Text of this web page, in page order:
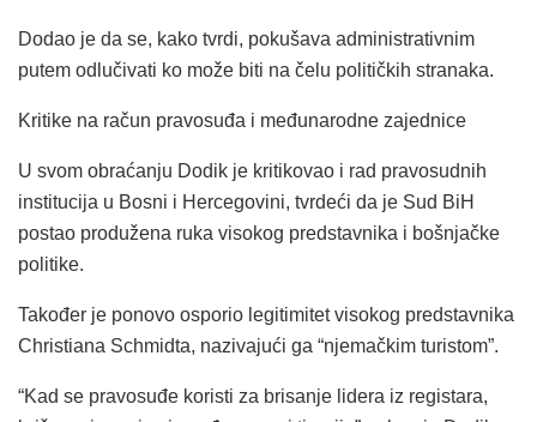
Dodao je da se, kako tvrdi, pokušava administrativnim
putem odlučivati ko može biti na čelu političkih stranaka.
Kritike na račun pravosuđa i međunarodne zajednice
U svom obraćanju Dodik je kritikovao i rad pravosudnih
institucija u Bosni i Hercegovini, tvrdeći da je Sud BiH
postao produžena ruka visokog predstavnika i bošnjačke
politike.
Također je ponovo osporio legitimitet visokog predstavnika
Christiana Schmidta, nazivajući ga “njemačkim turistom”.
“Kad se pravosuđe koristi za brisanje lidera iz registara,